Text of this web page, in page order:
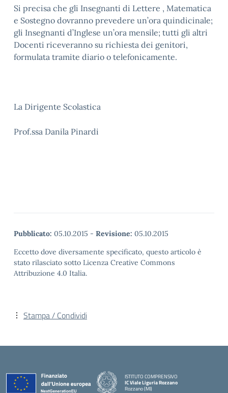
Si precisa che gli Insegnanti di Lettere , Matematica
e Sostegno dovranno prevedere un’ora quindicinale;
gli Insegnanti d’Inglese un’ora mensile; tutti gli altri
Docenti riceveranno su richiesta dei genitori,
formulata tramite diario o telefonicamente.
La Dirigente Scolastica
Prof.ssa Danila Pinardi
Pubblicato: 05.10.2015 - Revisione: 05.10.2015
Eccetto dove diversamente specificato, questo articolo è
stato rilasciato sotto Licenza Creative Commons
Attribuzione 4.0 Italia.
Stampa / Condividi
ISTITUTO COMPRENSIVO
IC Viale Liguria Rozzano
Rozzano (MI)